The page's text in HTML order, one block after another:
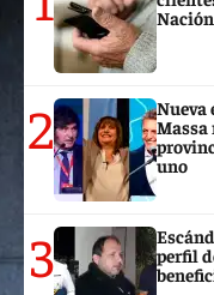
Nación
2
Nueva
Massa
uno
3
perfil